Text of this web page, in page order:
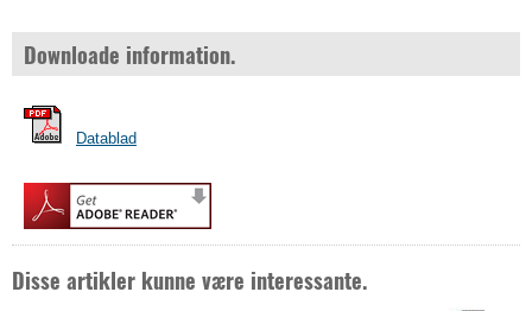
Downloade information.
Datablad
Disse artikler kunne være interessante.